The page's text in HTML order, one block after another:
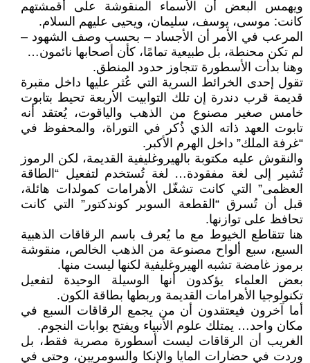
ويهمس البعض أن الأسماء المنقوشة على أقمشتهم
كانت: موسى، يوسف، سليمان، ويحيى عليهم السلام.
المرعب في الأمر أن الأجساد – بحسب وصف الشهود –
لم تكن محنطة، بل طبيعية تمامًا، كأن أصحابها نائمون…
وهنا بدأت الأسطورة تتجاوز حدود المنطق.
تقول إحدى الخرائط السرية التي عُثر عليها داخل مقبرة
قديمة قرب دندرة إن تلك التوابيت الأربعة تحيط بتابوت
خامس صغير مصنوع من الذهب والياقوت، يُعتقد أنه
تابوت العهد ذاته الذي ذُكر في التوراة، والمحفوظ في
“غرفة الملك” داخل الهرم الأكبر.
والنقوش عليه مكتوبة بالهيروغليفية القديمة، لكن الرموز
تُشير إلى لغة مفقودة… لغة تُستخدم لتفعيل “الطاقة
العظمى” التي كانت تشغّل الأهرامات كمولدات هائلة،
قبل أن تُسرق “القطعة السوبر كوندكتور” التي كانت
تحافظ على توازنها.
هنا تتقاطع الخيوط مع ما يُعرف باسم الرقاقات الذهبية
السبع، سبع ألواح مصنوعة من الذهب الخالص، منقوشة
برموز غامضة تشبه الهيروغليفية لكنها ليست منها.
بعض العلماء يؤكدون أنها الوسيلة الوحيدة لتفعيل
تكنولوجيا الأهرامات القديمة وربطها بطاقة الكون.
أما آخرون فيعتقدون أن من يجمع الرقاقات السبع في
مكان واحد… يمتلك علوم الأنبياء ويفتح بوابات النجوم.
الغريب أن الرقاقات ليست أسطورة مصرية فقط، بل
وردت في حضارات المايا والإنكا والسومريين، وحتى في